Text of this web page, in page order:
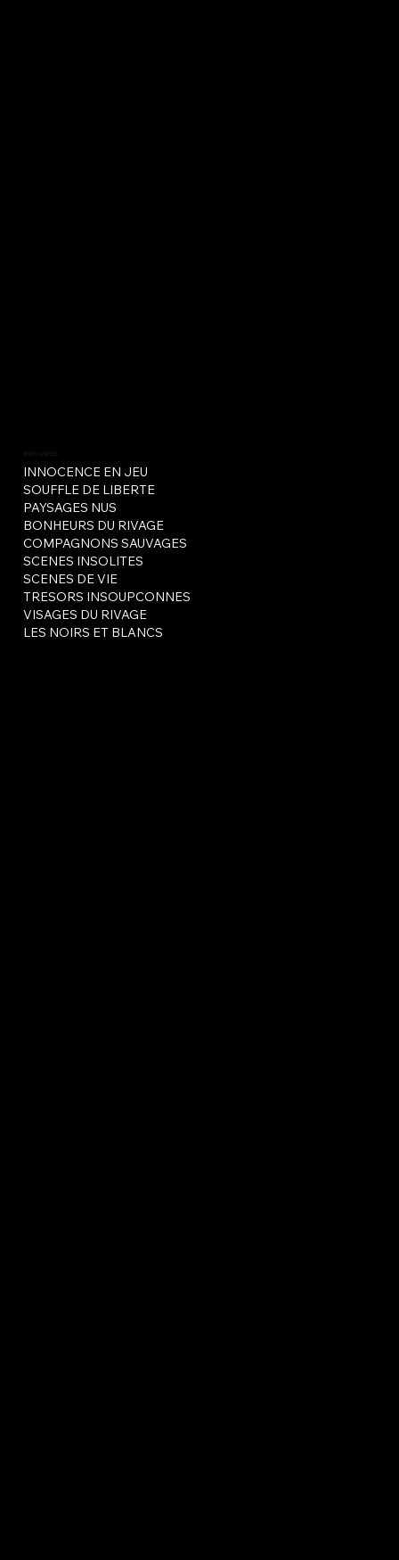
INNOCENCE EN JEU
SOUFFLE DE LIBERTE
PAYSAGES NUS
BONHEURS DU RIVAGE
COMPAGNONS SAUVAGES
SCENES INSOLITES
SCENES DE VIE
TRESORS INSOUPCONNES
VISAGES DU RIVAGE
LES NOIRS ET BLANCS